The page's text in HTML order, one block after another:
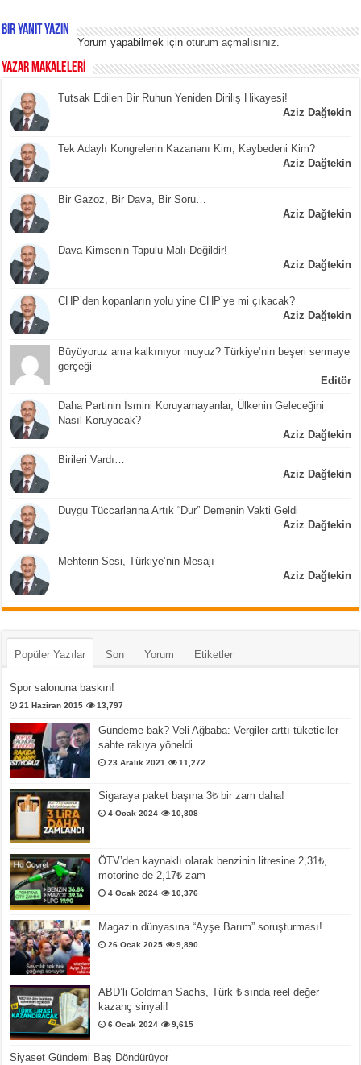
Bir yanıt yazın
Yorum yapabilmek içinoturum açmalısınız.
YAZAR MAKALELERİ
Tutsak Edilen Bir Ruhun Yeniden Diriliş Hikayesi!
Aziz Dağtekin
Tek Adaylı Kongrelerin Kazananı Kim, Kaybedeni Kim?
Aziz Dağtekin
Bir Gazoz, Bir Dava, Bir Soru…
Aziz Dağtekin
Dava Kimsenin Tapulu Malı Değildir!
Aziz Dağtekin
CHP’den kopanların yolu yine CHP’ye mi çıkacak?
Aziz Dağtekin
Büyüyoruz ama kalkınıyor muyuz? Türkiye’nin beşeri sermaye
gerçeği
Editör
Daha Partinin İsmini Koruyamayanlar, Ülkenin Geleceğini
Nasıl Koruyacak?
Aziz Dağtekin
Birileri Vardı…
Aziz Dağtekin
Duygu Tüccarlarına Artık “Dur” Demenin Vakti Geldi
Aziz Dağtekin
Mehterin Sesi, Türkiye’nin Mesajı
Aziz Dağtekin
Popüler Yazılar Son Yorum Etiketler
Spor salonuna baskın!
21 Haziran 2015 13,797
Gündeme bak? Veli Ağbaba: Vergiler arttı tüketiciler
sahte rakıya yöneldi
23 Aralık 2021 11,272
Sigaraya paket başına 3₺ bir zam daha!
4 Ocak 2024 10,808
ÖTV’den kaynaklı olarak benzinin litresine 2,31₺,
motorine de 2,17₺ zam
4 Ocak 2024 10,376
Magazin dünyasına “Ayşe Barım” soruşturması!
26 Ocak 2025 9,890
ABD’li Goldman Sachs, Türk ₺’sında reel değer
kazanç sinyali!
6 Ocak 2024 9,615
Siyaset Gündemi Baş Döndürüyor